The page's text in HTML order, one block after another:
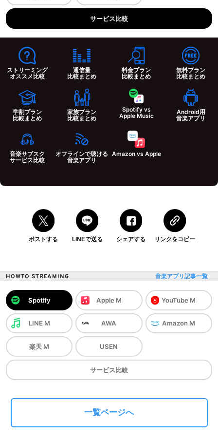
サービス比較
ストリーミング
オススメ比較
通信量
比較まとめ
料金プラン
比較まとめ
無料プラン
比較まとめ
学割プラン
比較まとめ
家族プラン
比較まとめ
Spotify vs
Apple Music
Android用
音楽アプリ
音楽サブスク
サービス比較
オフラインで聴ける
音楽アプリ
Amazon vs Apple
ポストする LINEで送る シェアする リンクをコピー
HOWTO STREAMING 音楽アプリ記事一覧
Spotify Apple M YouTube M
LINE M AWA Amazon M
楽天 M USEN
サービス比較
一覧ページへ